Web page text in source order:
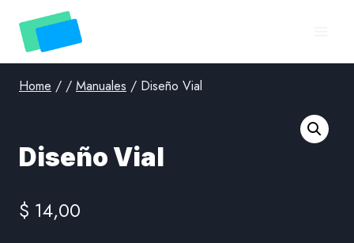
content
Home / / Manuales / Diseño Vial
Diseño Vial
$ 14,00